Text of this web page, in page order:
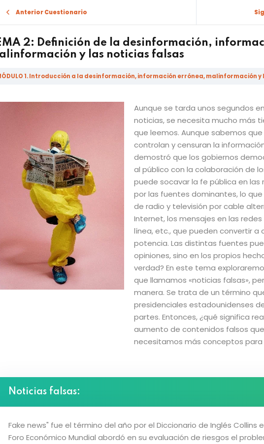
Anterior Cuestionario
2: Definición de la desinformación,
y las noticias falsas
1. Introducción a la desinformación, información errónea, malinformación
Aunque se tarda unos segundos
noticias, se necesita mucho más
que leemos. Aunque sabemos
controlan y censuran la
demostró que los gobiernos
al público con la colaboración de
puede socavar la fe pública en
por las fuentes dominantes, lo
de radio y televisión por cable
Internet, los mensajes en las
línea, etc., que pueden convertir
potencia. Las distintas fuentes
opiniones, sino en los propios
verdad? En este tema
que llamamos «noticias falsas»,
manera. Se trata de un término
presidenciales estadounidenses
partes. Entonces, ¿qué significa
aumento de contenidos falsos
necesitamos más conceptos
Noticias falsas:
Fake news" fue el término del año por el Diccionario de Inglés Collins
Foro Económico Mundial abordó en su evaluación de riesgos el
Sign in
Don’t have an account?Sign up
Remember me Lost your password?